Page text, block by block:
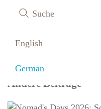
Suche
English
German
mitmachen
Nomad's Days 2026:
Andere Beiträge